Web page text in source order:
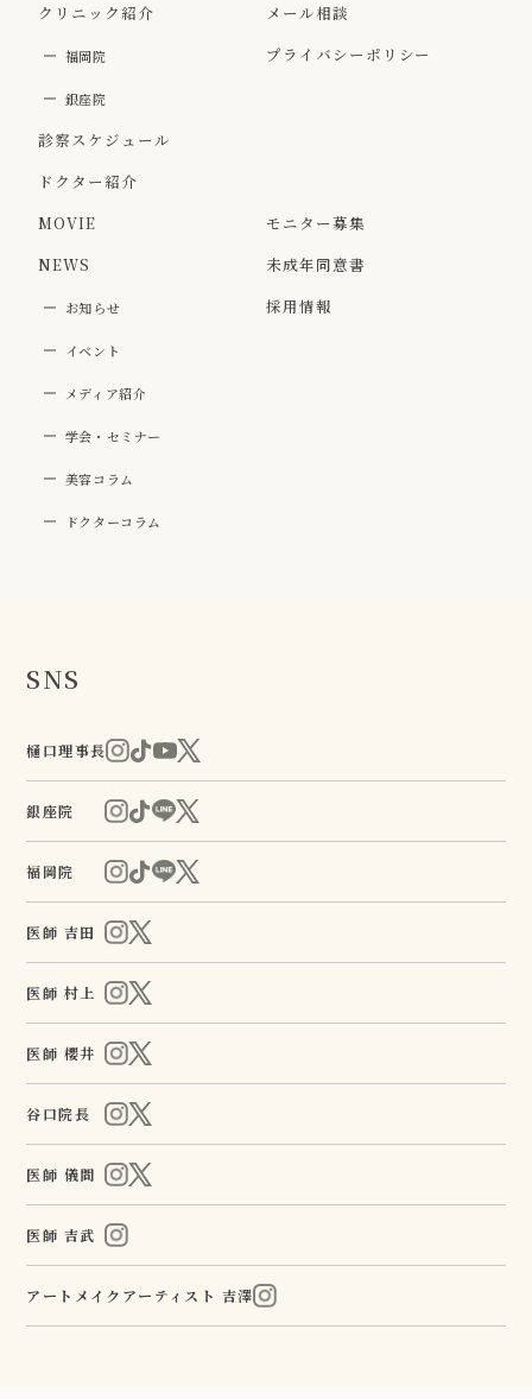
クリニック紹介
福岡院
銀座院
診察スケジュール
ドクター紹介
MOVIE
NEWS
お知らせ
イベント
メディア紹介
学会・セミナー
美容コラム
ドクターコラム
メール相談
プライバシーポリシー
モニター募集
未成年同意書
採用情報
SNS
樋口理事長
銀座院
福岡院
医師 吉田
医師 村上
医師 櫻井
谷口院長
医師 儀間
医師 吉武
アートメイクアーティスト 吉澤